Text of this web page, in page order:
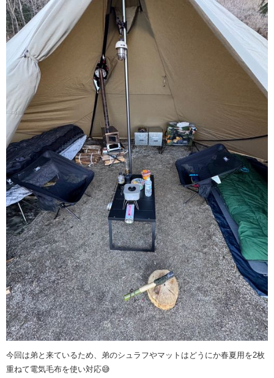
今回は弟と来ているため、弟のシュラフやマットはどうにか春夏用を2枚
重ねて電気毛布を使い対応😅